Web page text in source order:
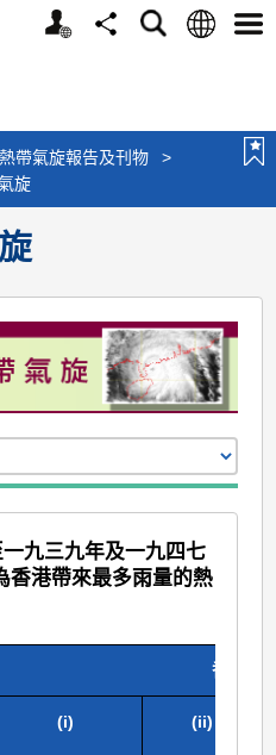
個
分
搜
語
選
熱帶氣旋報告及刊物
>
旋
九三九年及一九四七
香港帶來最多雨量的熱
香港天
(i) (ii)